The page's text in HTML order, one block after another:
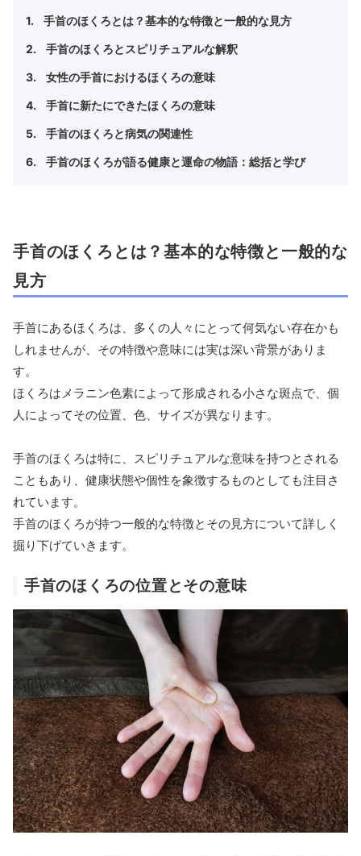
手首のほくろとは？基本的な特徴と一般的な見方
手首のほくろとスピリチュアルな解釈
女性の手首におけるほくろの意味
手首に新たにできたほくろの意味
手首のほくろと病気の関連性
手首のほくろが語る健康と運命の物語：総括と学び
手首のほくろとは？基本的な特徴と一般的な
見方
手首にあるほくろは、多くの人々にとって何気ない存在かも
しれませんが、その特徴や意味には実は深い背景がありま
す。
ほくろはメラニン色素によって形成される小さな斑点で、個
人によってその位置、色、サイズが異なります。
手首のほくろは特に、スピリチュアルな意味を持つとされる
こともあり、健康状態や個性を象徴するものとしても注目さ
れています。
手首のほくろが持つ一般的な特徴とその見方について詳しく
掘り下げていきます。
手首のほくろの位置とその意味